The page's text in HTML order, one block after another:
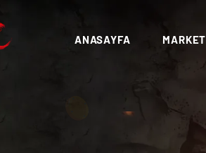
ANASAYFA MARKET